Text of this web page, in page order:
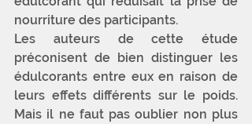
nourriture des participants.
Les auteurs de cette étude
préconisent de bien distinguer les
édulcorants entre eux en raison de
leurs effets différents sur le poids.
Mais il ne faut pas oublier non plus